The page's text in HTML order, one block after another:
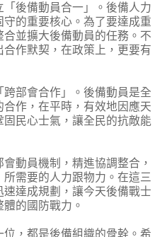
後備動員合一」。後備人力
的重要核心。為了要達成重
並擴大後備動員的任務。不
作默契，在政策上，更要有
部會合作」。後備動員是全
作，在平時，有效地因應天
民心士氣，讓全民的抗敵能
動員機制，精進協調整合，
需要的人力跟物力。在這三
達成規劃，讓今天後備戰士
的國防戰力。
，都是後備組織的骨幹。希